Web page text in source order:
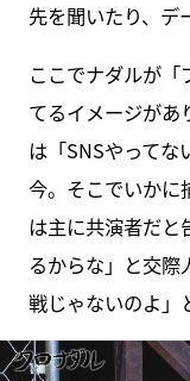
先を聞いたり、デ
ここでナダルが「
てるイメージがあ
は「SNSやってな
今。そこでいかに
は主に共演者だと
るからな」と交際
戦じゃないのよ」